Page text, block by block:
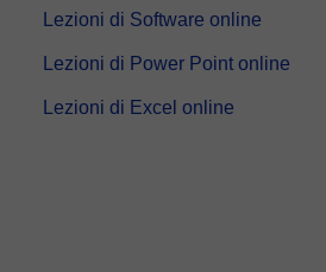
Lezioni di Software online
Lezioni di Power Point online
Lezioni di Excel online